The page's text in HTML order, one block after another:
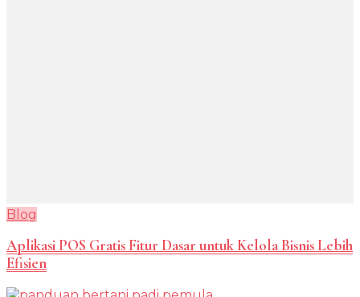
Blog
Aplikasi POS Gratis Fitur Dasar untuk Kelola Bisnis Lebih
Efisien